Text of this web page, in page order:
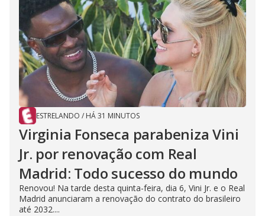
ESTRELANDO / HÁ 31 MINUTOS
Virginia Fonseca parabeniza Vini
Jr. por renovação com Real
Madrid: Todo sucesso do mundo
Renovou! Na tarde desta quinta-feira, dia 6, Vini Jr. e o Real
Madrid anunciaram a renovação do contrato do brasileiro
até 2032....